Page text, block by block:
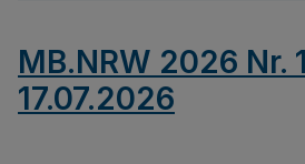
MB.NRW 2026 Nr.
17.07.2026